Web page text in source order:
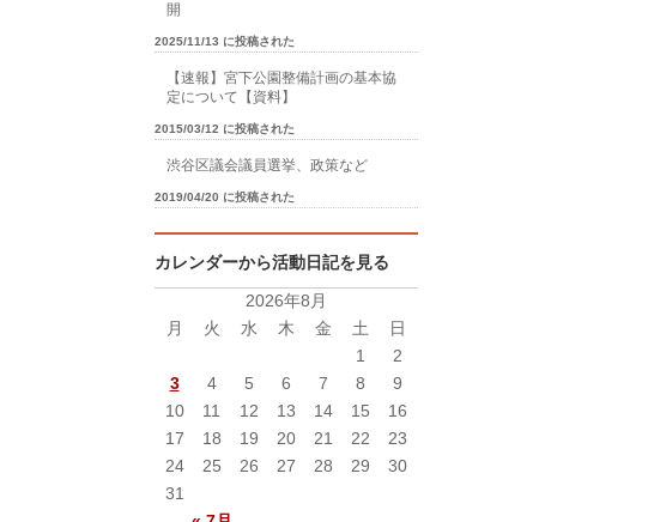
開
2025/11/13 に投稿された
【速報】宮下公園整備計画の基本協
定について【資料】
2015/03/12 に投稿された
渋谷区議会議員選挙、政策など
2019/04/20 に投稿された
カレンダーから活動日記を見る
2026年8月
月
火 水 木 金 土 日
1
2
3
4 5 6 7 8
9
10
11 12 13 14 15
16
17
18 19 20 21 22
23
24
25 26 27 28 29
30
31